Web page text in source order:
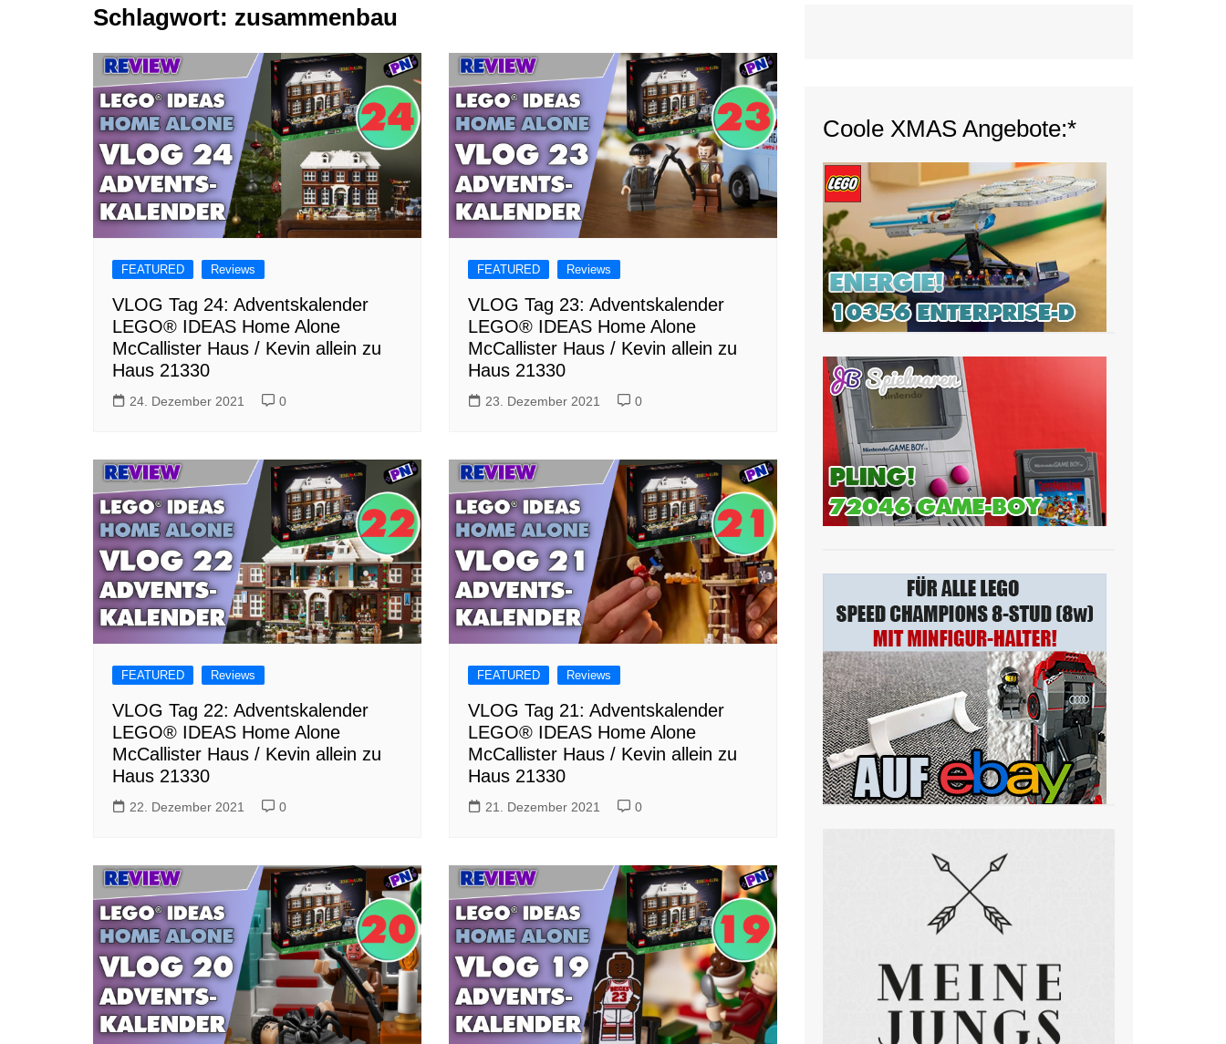
Tutorials
NerdStuff
Speedbuild
GAMEzeit
Muss das Sein
Retroecke
Building Bricks For
Warenkorb
Schlagwort: zusammenbau
FEATURED Reviews
VLOG Tag 24: Adventskalender
LEGO® IDEAS Home Alone
McCallister Haus / Kevin allein zu
Haus 21330
24. Dezember 2021 0
FEATURED Reviews
VLOG Tag 23: Adventskalender
LEGO® IDEAS Home Alone
McCallister Haus / Kevin allein zu
Haus 21330
23. Dezember 2021 0
FEATURED Reviews
VLOG Tag 22: Adventskalender
LEGO® IDEAS Home Alone
McCallister Haus / Kevin allein zu
Haus 21330
22. Dezember 2021 0
FEATURED Reviews
VLOG Tag 21: Adventskalender
LEGO® IDEAS Home Alone
McCallister Haus / Kevin allein zu
Haus 21330
21. Dezember 2021 0
Coole XMAS Angebote:*